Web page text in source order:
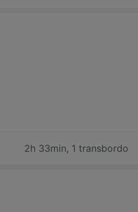
2h 33min, 1 transbordo